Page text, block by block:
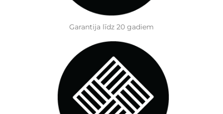
Garantija līdz 20 gadiem